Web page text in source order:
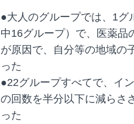
●大人のグループでは、1グ
中16グループ）で、医薬品
が原因で、自分等の地域の
った
●22グループすべてで、イ
の回数を半分以下に減らさ
った